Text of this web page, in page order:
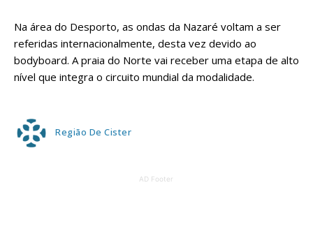
Na área do Desporto, as ondas da Nazaré voltam a ser
referidas internacionalmente, desta vez devido ao
bodyboard. A praia do Norte vai receber uma etapa de alto
nível que integra o circuito mundial da modalidade.
Região De Cister
AD Footer